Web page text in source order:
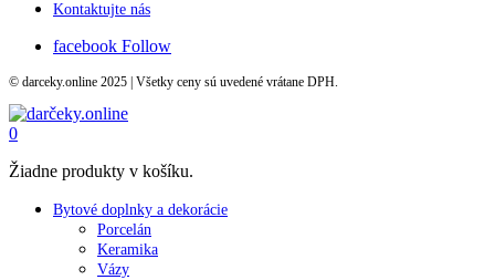
Kontaktujte nás
facebook Follow
© darceky.online 2025 | Všetky ceny sú uvedené vrátane DPH.
0
Žiadne produkty v košíku.
Bytové doplnky a dekorácie
Porcelán
Keramika
Vázy